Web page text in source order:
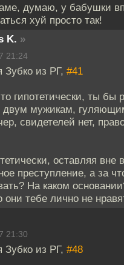
думаю, у бабушки
хуй просто так!
K. »
21:24
из РГ, #41
гипотетически, ты бы
двум мужикам,
свидетелей нет,
оставляя вне
преступление, а за
На каком
они тебе лично не
21:30
из РГ, #48